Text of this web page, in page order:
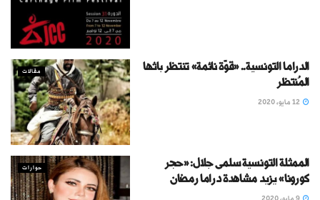
مقالات
الدراما التونسية.. «قوّة نائمة» تنتظر باثها
المُنتظر
حوارات
الممثلة التونسية سلمى جلال: «حجر
كورونا» يزيد مشاهدة دراما رمضان